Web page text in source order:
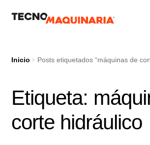
IrIr
Productos
Nosotros
Inicio Posts etiquetados “máquinas de
Etiqueta:
corte hidráulico